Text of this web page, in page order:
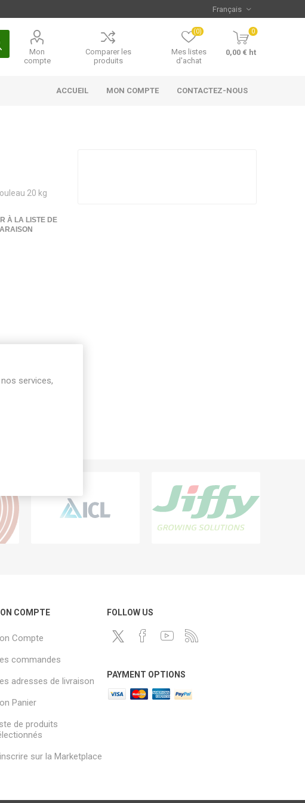
Mon
compte
Comparer les
produits
Mes listes
d'achat
(0) 0
0,00 € ht
ACCUEIL MON COMPTE CONTACTEZ-NOUS
20 kg
À LA LISTE DE
COMPTE
Compte
commandes
adresses de livraison
Panier
de produits
sur la Marketplace
FOLLOW US
PAYMENT OPTIONS
services,